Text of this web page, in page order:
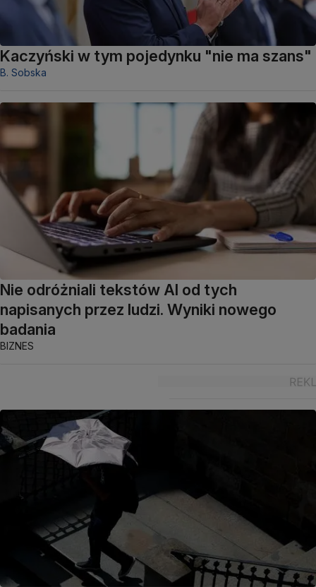
Kaczyński w tym pojedynku "nie ma szans"
B. Sobska
Nie odróżniali tekstów AI od tych
napisanych przez ludzi. Wyniki nowego
badania
BIZNES